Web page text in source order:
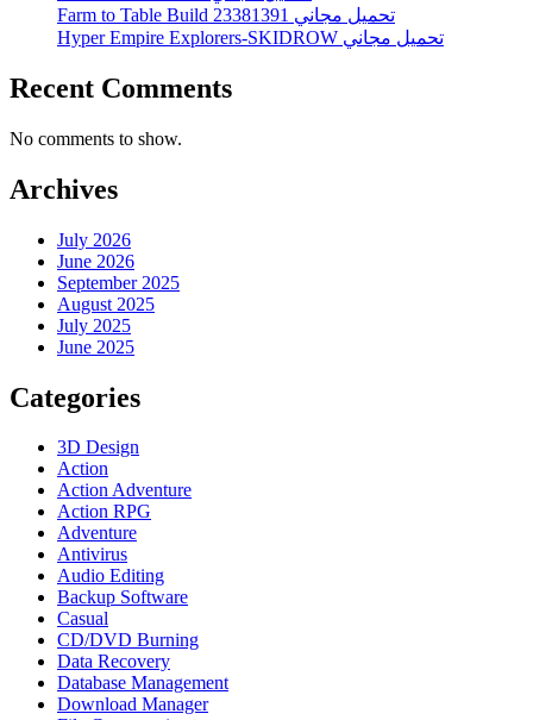
Farm to Table Build 23381391 تحميل مجاني
Hyper Empire Explorers-SKIDROW تحميل مجاني
Recent Comments
No comments to show.
Archives
July 2026
June 2026
September 2025
August 2025
July 2025
June 2025
Categories
3D Design
Action
Action Adventure
Action RPG
Adventure
Antivirus
Audio Editing
Backup Software
Casual
CD/DVD Burning
Data Recovery
Database Management
Download Manager